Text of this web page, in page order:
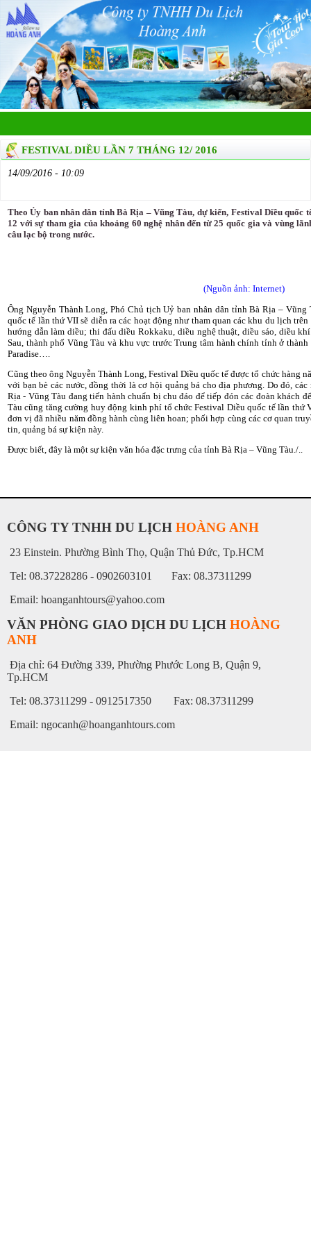
FESTIVAL DIỀU LẦN 7 THÁNG 12/ 2016
14/09/2016 - 10:09
Theo Ủy ban nhân dân tỉnh Bà Rịa – Vũng Tàu, dự kiến, Festival Diều quốc
12 với sự tham gia của khoảng 60 nghệ nhân đến từ 25 quốc gia và vùng
câu lạc bộ trong nước.
(Nguồn ảnh: Internet)
Ông Nguyễn Thành Long, Phó Chủ tịch Uỷ ban nhân dân tỉnh Bà Rịa –
quốc tế lần thứ VII sẽ diễn ra các hoạt động như tham quan các khu du lịch
hướng dẫn làm diều; thi đấu diều Rokkaku, diều nghệ thuật, diều sáo, diều
Sau, thành phố Vũng Tàu và khu vực trước Trung tâm hành chính tỉnh ở
Paradise….
Cũng theo ông Nguyễn Thành Long, Festival Diều quốc tế được tổ chức hàng
với bạn bè các nước, đồng thời là cơ hội quảng bá cho địa phương. Do đó,
Rịa - Vũng Tàu đang tiến hành chuẩn bị chu đáo để tiếp đón các đoàn khách
Tàu cũng tăng cường huy động kinh phí tổ chức Festival Diều quốc tế lần thứ
đơn vị đã nhiều năm đồng hành cùng liên hoan; phối hợp cùng các cơ quan
tin, quảng bá sự kiện này.
Được biết, đây là một sự kiện văn hóa đặc trưng của tỉnh Bà Rịa – Vũng Tàu./..
CÔNG TY TNHH DU LỊCH HOÀNG ANH
23 Einstein. Phường Bình Thọ, Quận Thủ Đức, Tp.HCM
Tel: 08.37228286 - 0902603101 Fax: 08.37311299
Email: hoanganhtours@yahoo.com
VĂN PHÒNG GIAO DỊCH DU LỊCH HOÀNG
ANH
Địa chỉ: 64 Đường 339, Phường Phước Long B, Quận 9,
Tp.HCM
Tel: 08.37311299 - 0912517350 Fax: 08.37311299
Email: ngocanh@hoanganhtours.com